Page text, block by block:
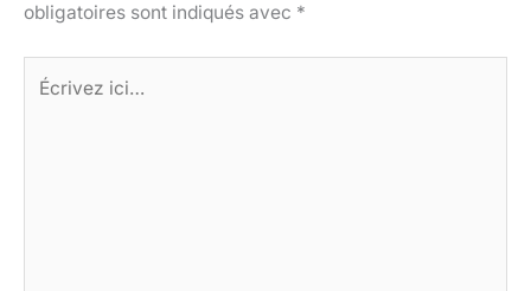
obligatoires sont indiqués avec *
Écrivez